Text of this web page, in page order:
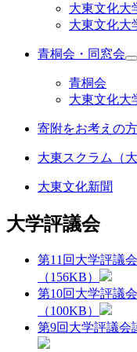
大東文化大
大東文化大
青桐会・同窓会
青桐会
大東文化大
寄附をお考えの方
大東スクラム（
大東文化新聞
大学評議会
第11回大学評議
（156KB）
第10回大学評議
（100KB）
第9回大学評議会